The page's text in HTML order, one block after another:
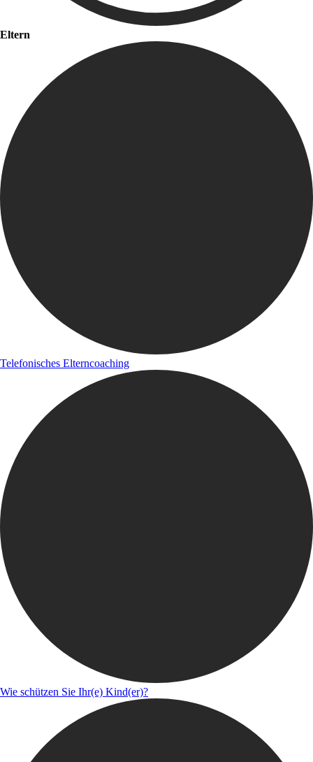
Eltern
Telefonisches Elterncoaching
Wie schützen Sie Ihr(e) Kind(er)?